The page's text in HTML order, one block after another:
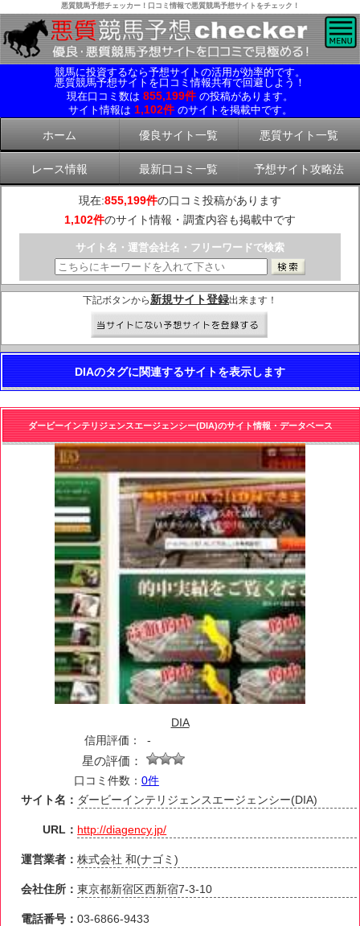
悪質競馬予想チェッカー！口コミ情報で悪質競馬予想サイトをチェック！
競馬に投資するなら予想サイトの活用が効率的です。
悪質競馬予想サイトを口コミ情報共有で回避しよう！
現在口コミ数は 855,199件 の投稿があります。
サイト情報は 1,102件 のサイトを掲載中です。
ホーム 優良サイト一覧 悪質サイト一覧
レース情報 最新口コミ一覧 予想サイト攻略法
現在:855,199件の口コミ投稿があります
1,102件のサイト情報・調査内容も掲載中です
サイト名・運営会社名・フリーワードで検索
下記ボタンから 新規サイト登録出来ます！
DIAのタグに関連するサイトを表示します
ダービーインテリジェンスエージェンシー(DIA)のサイト情報・データベース
DIA
信用評価：
-
星の評価：
口コミ件数： 0件
サイト名： ダービーインテリジェンスエージェンシー(DIA)
URL： http://diagency.jp/
運営業者：株式会社 和(ナゴミ)
会社住所：東京都新宿区西新宿7-3-10
電話番号：03-6866-9433